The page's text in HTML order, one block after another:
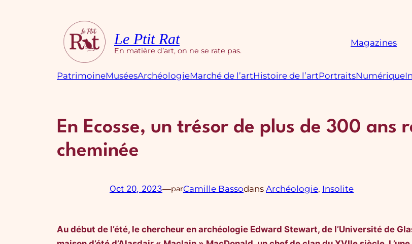
Le Ptit Rat
En matière d’art, on ne se rate pas.
Magazines
PatrimoineMuséesArchéologieMarché de l’artHistoire de l’artPortraitsNumérique
En Ecosse, un trésor de plus de 300 ans
cheminée
Oct 20, 2023—parCamille Bassodans Archéologie, Insolite
Au début de l’été, le chercheur en archéologie Edward Stewart, de l’Université de